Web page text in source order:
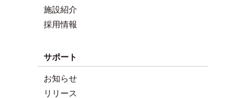
施設紹介
採用情報
サポート
お知らせ
リリース